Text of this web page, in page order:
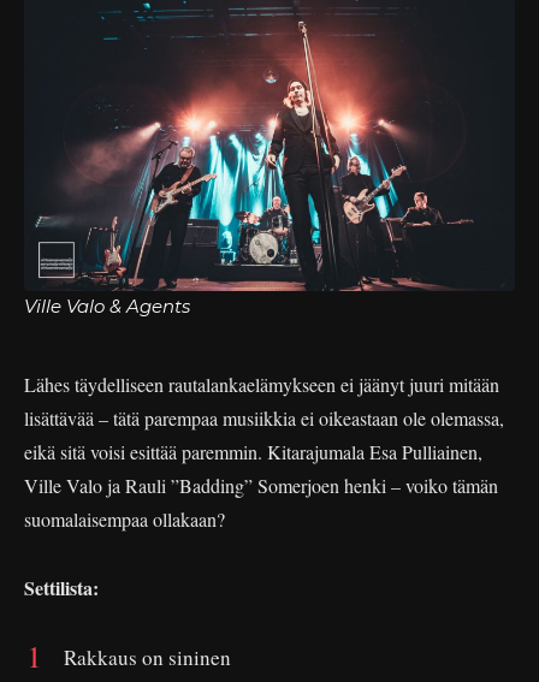
Ville Valo & Agents
Lähes täydelliseen rautalankaelämykseen ei jäänyt juuri mitään
lisättävää – tätä parempaa musiikkia ei oikeastaan ole olemassa,
eikä sitä voisi esittää paremmin. Kitarajumala Esa Pulliainen,
Ville Valo ja Rauli ”Badding” Somerjoen henki – voiko tämän
suomalaisempaa ollakaan?
Settilista:
Rakkaus on sininen